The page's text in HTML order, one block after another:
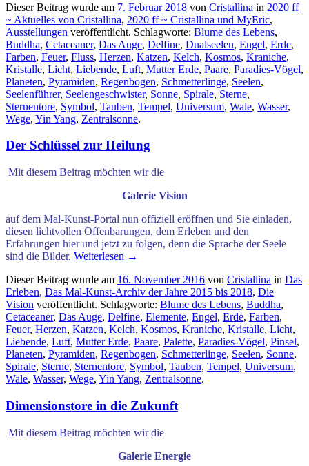
Dieser Beitrag wurde am 7. Februar 2018 von Cristallina in 2020 ff
~ Aktuelles von Cristallina, 2020 ff ~ Cristallina und MyEric,
Ausstellungen veröffentlicht. Schlagworte: Blume des Lebens,
Buddha, Cetaceaner, Das Auge, Delfine, Dualseelen, Engel, Erde,
Farben, Feuer, Fluss, Herzen, Katzen, Kelch, Kosmos, Kraniche,
Kristalle, Licht, Liebende, Luft, Mutter Erde, Paare, Paradies-Vögel,
Planeten, Pyramiden, Regenbogen, Schmetterlinge, Seelen,
Seelenführer, Seelengeschwister, Sonne, Spirale, Sterne,
Sternentore, Symbol, Tauben, Tempel, Universum, Wale, Wasser,
Wege, Yin Yang, Zentralsonne.
Der Schlüssel zur Heilung
Mit diesem Beitrag möchten wir die
Galerie Vision
auf dem Mal-Kunst-Portal nun offiziell eröffnen und Sie einladen,
diesen lichtvollen Offenbarungen, dem Erleben und den
Erfahrungen hier und jetzt zu folgen, denn die Sprache der Seele
sind die Bilder. Weiterlesen →
Dieser Beitrag wurde am 16. November 2016 von Cristallina in Das
Erleben, Das Mal-Kunst-Archiv der Jahre 2015 bis 2018, Die
Vision veröffentlicht. Schlagworte: Blume des Lebens, Buddha,
Cetaceaner, Das Auge, Delfine, Elemente, Engel, Erde, Farben,
Feuer, Herzen, Katzen, Kelch, Kosmos, Kraniche, Kristalle, Licht,
Liebende, Luft, Mutter Erde, Paare, Palette, Paradies-Vögel, Pinsel,
Planeten, Pyramiden, Regenbogen, Schmetterlinge, Seelen, Sonne,
Spirale, Sterne, Sternentore, Symbol, Tauben, Tempel, Universum,
Wale, Wasser, Wege, Yin Yang, Zentralsonne.
Dimensionstore in die Zukunft
Mit diesem Beitrag möchten wir die
Galerie Energie